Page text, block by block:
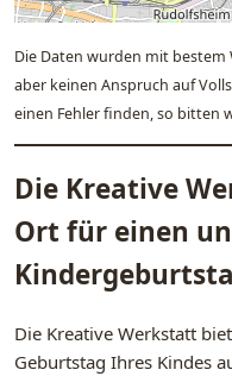
Die Daten wurden mit bestem
aber keinen Anspruch auf
einen Fehler finden, so bitten
Die Kreative
Ort für einen
Die Kreative Werkstatt
Geburtstag Ihres Kindes